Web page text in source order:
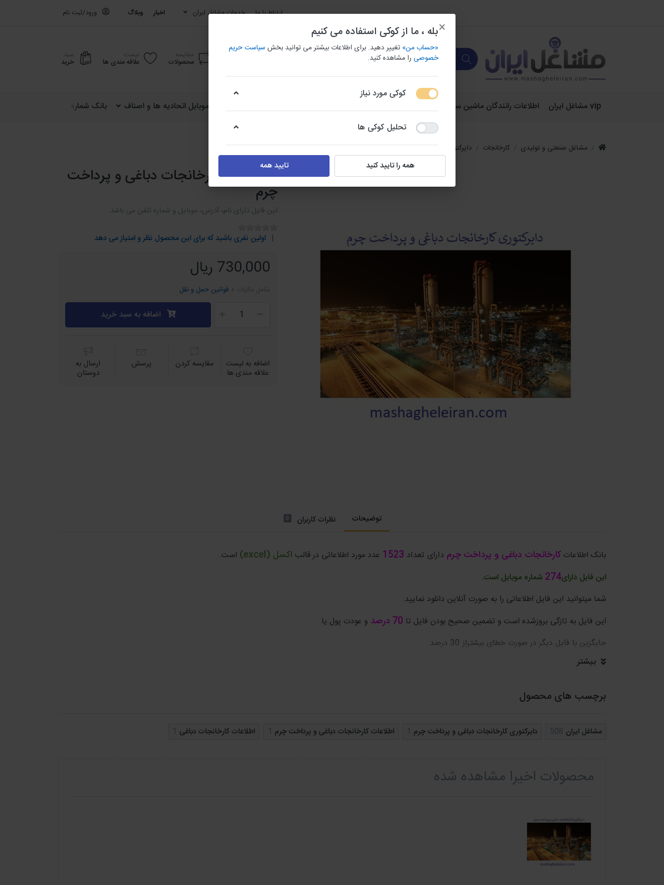
ارتباط با ما خدمات مشاغل ایران اخبار وبلاگ ورود/ثبت نام
مقایسه
محصولات
لیست
علاقه مندی ها
سبد
خرید
vip مشاغل ایران اطلاعات رانندگان ماشین سنگین و باربری استان ها بانک شماره موبایل اتحادیه ها و اصناف بانک شماره موبایل کشوری
مشاغل صنعتی و تولیدی کارخانجات دایرکتوری کارخانجات براساس نوع محصول دایرکتوری کارخانجات دباغی و پرداخت چرم
دایرکتوری کارخانجات دباغی و پرداخت
چرم
این فایل دارای نام، آدرس، موبایل و شماره تلفن می باشد.
اولین نفری باشید که برای این محصول نظر و امتیاز می دهد
730,000 ریال
قوانین حمل و نقل
اضافه به سبد خرید
اضافه به لیست
علاقه مندی ها
مقايسه كردن پرسش ارسال به
دوستان
توضیحات نظرات کاربران 0
بانک اطلاعاتکارخانجات دباغی و پرداخت چرم دارای تعداد 1523 عدد مورد اطلاعاتی در قالب اکسل (excel)
است.
این فایل دارای274 شماره موبایل است.
شما میتوانید این فایل اطلاعاتی را به صورت آنلاین دانلود نمایید.
این فایل به تازگی بروزشده است و تضمین صحیح بودن فایل تا 70 درصد
و عودت پول یا
جایگزین با فایل دیگر در صورت خطای بیشتراز 30 درصد.
شما میتوانید با ارسال پیامک به کارخانجات دباغی و پرداخت چرم به صورت مجازی تبلیغات نمایید. همچنین امکان خرید این بانک
برای ارسال پیامک به این بانک بدون نیاز به خرید فایل روی لینک زیر بزنید.
دانلود رایگان بانک اطلاعاتکارخانجات دباغی و پرداخت چرم
بانک به صورت رایگان کرده ایم تا پس از بررسی این قسمت نسبت به خرید و دانلود کل فایل با خیالی
آسوده اقدام فرمایید. برای
بیشتر
برچسب های محصول
مشاغل ایران 508 دایرکتوری کارخانجات دباغی و پرداخت چرم 1 اطلاعات کارخانجات دباغی و پرداخت چرم 1 اطلاعات کارخانجات دباغی 1
محصولات اخیرا مشاهده شده
×بله ، ما از کوکی استفاده می کنیم
«حساب من» تغییر دهید. برای اطلاعات بیشتر می توانید بخش سیاست حریم
خصوصی را مشاهده کنید.
کوکی مورد نیاز
تحلیل کوکی ها
همه را تایید کنید تایید همه